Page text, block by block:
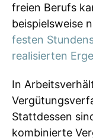
freien Berufs
beispielsweise
festen
realisierten
In
Stattdessen
kombinierte